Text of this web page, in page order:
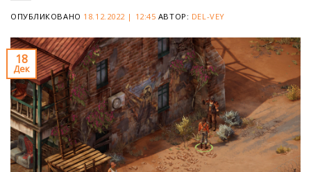
ОПУБЛИКОВАНО 18.12.2022 | 12:45 АВТОР: DEL-VEY
18
Дек